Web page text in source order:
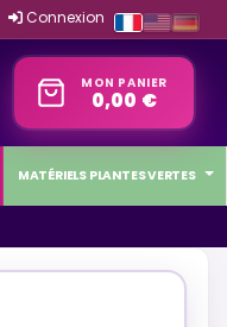
Connexion
MON PANIER
0,00 €
MATÉRIELS PLANTES VERTES